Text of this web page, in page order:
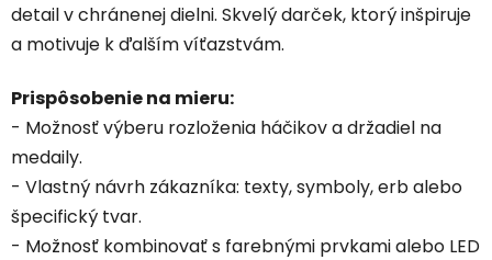
detail v chránenej dielni. Skvelý darček, ktorý inšpiruje
a motivuje k ďalším víťazstvám.
Prispôsobenie na mieru:
- Možnosť výberu rozloženia háčikov a držadiel na
medaily.
- Vlastný návrh zákazníka: texty, symboly, erb alebo
špecifický tvar.
- Možnosť kombinovať s farebnými prvkami alebo LED